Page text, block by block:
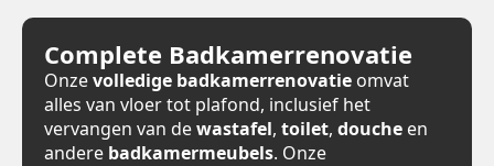
Complete Badkamerrenovatie
Onzevolledige badkamerrenovatie omvat
alles van vloer tot plafond, inclusief het
vervangen van dewastafel, toilet, douche en
andere badkamermeubels. Onze